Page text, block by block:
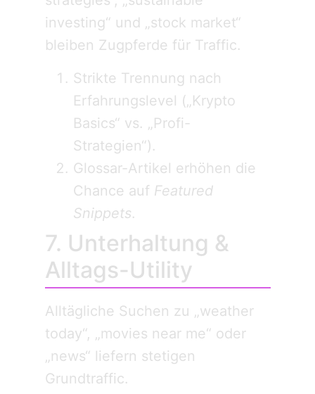
investing“ und „stock market“
bleiben Zugpferde für Traffic.
Strikte Trennung nach
Erfahrungslevel („Krypto
Basics“ vs. „Profi-
Strategien“).
Glossar-Artikel erhöhen die
Chance auf Featured
Snippets.
7. Unterhaltung &
Alltags-Utility
Alltägliche Suchen zu „weather
today“, „movies near me“ oder
„news“ liefern stetigen
Grundtraffic.